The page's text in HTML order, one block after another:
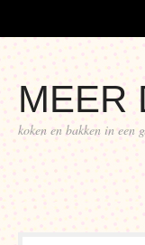
MEER
koken en bakken in